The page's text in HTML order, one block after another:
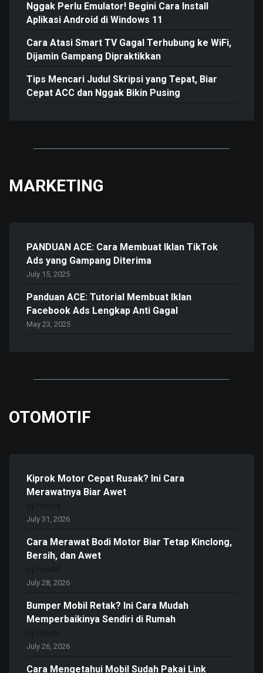
Nggak Perlu Emulator! Begini Cara Install
Aplikasi Android di Windows 11
Cara Atasi Smart TV Gagal Terhubung ke WiFi,
Dijamin Gampang Dipraktikkan
Tips Mencari Judul Skripsi yang Tepat, Biar
Cepat ACC dan Nggak Bikin Pusing
MARKETING
PANDUAN ACE: Cara Membuat Iklan TikTok
Ads yang Gampang Diterima
July 15, 2025
Panduan ACE: Tutorial Membuat Iklan
Facebook Ads Lengkap Anti Gagal
May 23, 2025
OTOMOTIF
Kiprok Motor Cepat Rusak? Ini Cara
Merawatnya Biar Awet
July 31, 2026
Cara Merawat Bodi Motor Biar Tetap Kinclong,
Bersih, dan Awet
July 28, 2026
Bumper Mobil Retak? Ini Cara Mudah
Memperbaikinya Sendiri di Rumah
July 26, 2026
Cara Mengetahui Mobil Sudah Pakai Link